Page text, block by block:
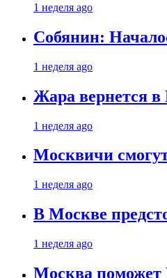
1 неделя ago
Собянин:
1 неделя ago
Жара вернется
1 неделя ago
Москвичи
1 неделя ago
В Москве
1 неделя ago
Москва поможет